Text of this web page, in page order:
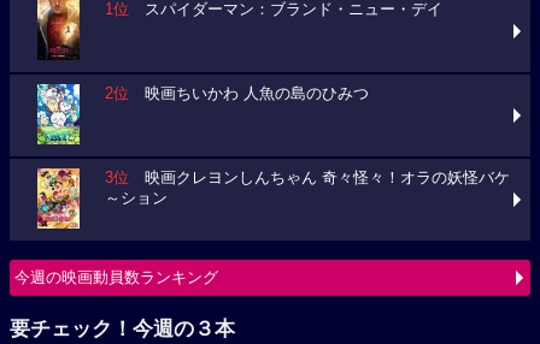
1位 スパイダーマン：ブランド・ニュー・デイ
2位 映画ちいかわ 人魚の島のひみつ
3位 映画クレヨンしんちゃん 奇々怪々！オラの妖怪バケ
～ション
今週の映画動員数ランキング
要チェック！今週の３本